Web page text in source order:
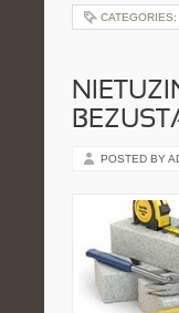
CATEGORIES:
POSTED BY